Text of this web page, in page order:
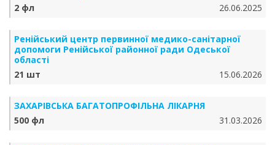
2 фл
26.06.2025
Ренійський центр первинної медико-санітарної
допомоги Ренійської районної ради Одеської
області
21 шт
15.06.2026
ЗАХАРІВСЬКА БАГАТОПРОФІЛЬНА ЛІКАРНЯ
500 фл
31.03.2026